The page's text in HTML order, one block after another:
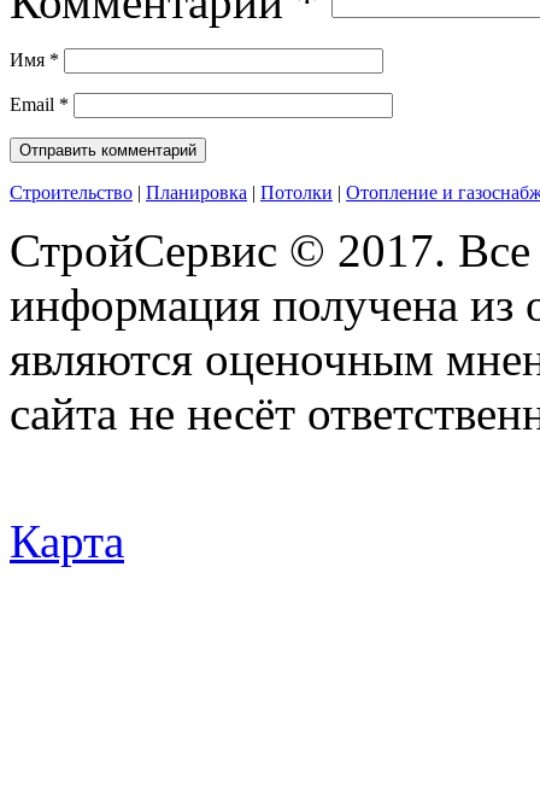
Имя *
Email *
Строительство | Планировка | Потолки | Отопление и
СтройСервис © 2017.
информация получена из
являются оценочным
сайта не несёт
Карта